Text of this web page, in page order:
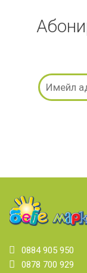
0884 905 950
0878 700 929